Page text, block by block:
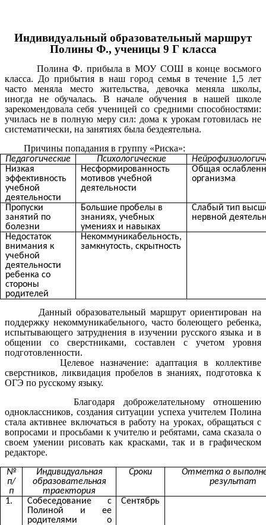
Индивидуальный образовательный маршрут
Полины Ф., ученицы 9 Г класса
Полина Ф. прибыла в МОУ СОШ в конце восьмого
класса. До прибытия в наш город семья в течение 1,5 лет
часто меняла место жительства, девочка меняла школы,
иногда не обучалась. В начале обучения в нашей школе
зарекомендовала себя ученицей со средними способностями:
училась не в полную меру сил: дома к урокам готовилась не
систематически, на занятиях была бездеятельна.
Причины попадания в группу «Риска»:
Педагогические Психологические
Низкая
эффективность
учебной
деятельности
Несформированность
мотивов учебной
деятельности
Общая
организма
Пропуски
занятий по
болезни
Большие пробелы в
знаниях, учебных
умениях и навыках
Слабый тип
нервной
Недостаток
внимания к
учебной
деятельности
ребенка со
стороны
родителей
Некоммуникабельность,
замкнутость, скрытность
Данный образовательный маршрут ориентирован на
поддержку некоммуникабельного, часто болеющего ребенка,
испытывающего затруднения в изучении русского языка и в
общении со сверстниками, составлен с учетом уровня
подготовленности.
Целевое назначение: адаптация в коллективе
сверстников, ликвидация пробелов в знаниях, подготовка к
ОГЭ по русскому языку.
Благодаря доброжелательному отношению
одноклассников, создания ситуации успеха учителем Полина
стала активнее включаться в работу на уроках, обращаться с
вопросами и просьбами к учителю и ребятами, сама сказала о
своем умении рисовать как красками, так и в графическом
редакторе.
№
п/
п
Индивидуальная
образовательная
траектория
Сроки
Отметка о
результат
1.
Собеседование с
Полиной и ее
родителями о
Сентябрь